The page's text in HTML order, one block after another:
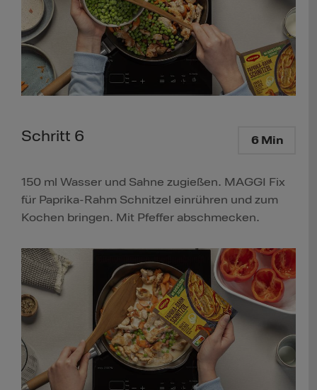
Schritt 6 6 Min
150 ml Wasser und Sahne zugießen. MAGGI Fix
für Paprika-Rahm Schnitzel einrühren und zum
Kochen bringen. Mit Pfeffer abschmecken.